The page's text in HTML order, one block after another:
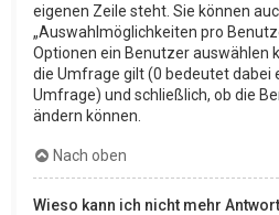
eigenen Zeile steht. Sie können
„Auswahlmöglichkeiten pro
Optionen ein Benutzer auswählen
die Umfrage gilt (0 bedeutet dabei
Umfrage) und schließlich, ob die
ändern können.
Nach oben
Wieso kann ich nicht mehr